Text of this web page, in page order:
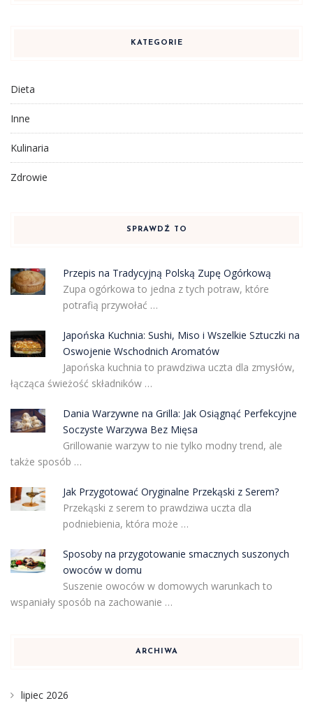
KATEGORIE
Dieta
Inne
Kulinaria
Zdrowie
SPRAWDŹ TO
Przepis na Tradycyjną Polską Zupę Ogórkową
Zupa ogórkowa to jedna z tych potraw, które
potrafią przywołać …
Japońska Kuchnia: Sushi, Miso i Wszelkie Sztuczki na
Oswojenie Wschodnich Aromatów
Japońska kuchnia to prawdziwa uczta dla zmysłów,
łącząca świeżość składników …
Dania Warzywne na Grilla: Jak Osiągnąć Perfekcyjne
Soczyste Warzywa Bez Mięsa
Grillowanie warzyw to nie tylko modny trend, ale
także sposób …
Jak Przygotować Oryginalne Przekąski z Serem?
Przekąski z serem to prawdziwa uczta dla
podniebienia, która może …
Sposoby na przygotowanie smacznych suszonych
owoców w domu
Suszenie owoców w domowych warunkach to
wspaniały sposób na zachowanie …
ARCHIWA
lipiec 2026